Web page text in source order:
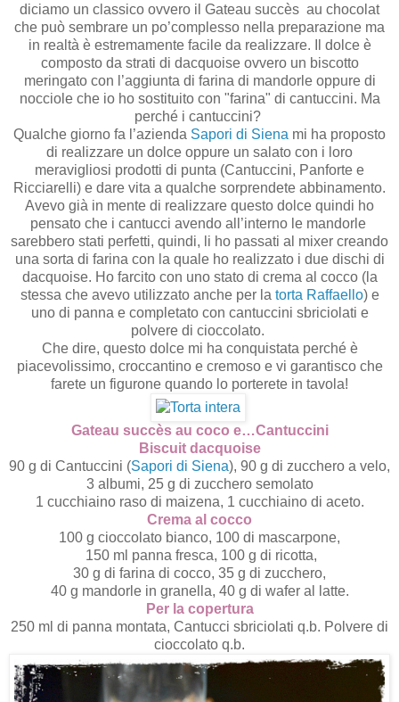
diciamo un classico ovvero il Gateau succès au chocolat
che può sembrare un po’complesso nella preparazione ma
in realtà è estremamente facile da realizzare. Il dolce è
composto da strati di dacquoise ovvero un biscotto
meringato con l’aggiunta di farina di mandorle oppure di
nocciole che io ho sostituito con "farina" di cantuccini. Ma
perché i cantuccini?
Qualche giorno fa l’azienda Sapori di Siena mi ha proposto
di realizzare un dolce oppure un salato con i loro
meravigliosi prodotti di punta (Cantuccini, Panforte e
Ricciarelli) e dare vita a qualche sorprendete abbinamento.
Avevo già in mente di realizzare questo dolce quindi ho
pensato che i cantucci avendo all’interno le mandorle
sarebbero stati perfetti, quindi, li ho passati al mixer creando
una sorta di farina con la quale ho realizzato i due dischi di
dacquoise. Ho farcito con uno stato di crema al cocco (la
stessa che avevo utilizzato anche per la torta Raffaello) e
uno di panna e completato con cantuccini sbriciolati e
polvere di cioccolato.
Che dire, questo dolce mi ha conquistata perché è
piacevolissimo, croccantino e cremoso e vi garantisco che
farete un figurone quando lo porterete in tavola!
Gateau succès au coco e…Cantuccini
Biscuit dacquoise
90 g di Cantuccini (Sapori di Siena), 90 g di zucchero a velo,
3 albumi, 25 g di zucchero semolato
1 cucchiaino raso di maizena, 1 cucchiaino di aceto.
Crema al cocco
100 g cioccolato bianco, 100 di mascarpone,
150 ml panna fresca, 100 g di ricotta,
30 g di farina di cocco, 35 g di zucchero,
40 g mandorle in granella, 40 g di wafer al latte.
Per la copertura
250 ml di panna montata, Cantucci sbriciolati q.b. Polvere di
cioccolato q.b.